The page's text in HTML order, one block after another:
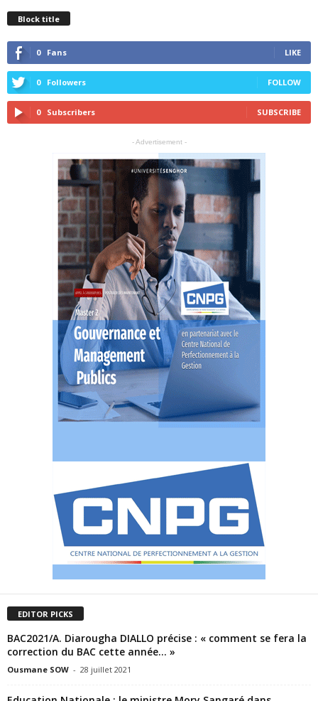
Block title
0 Fans LIKE
0 Followers FOLLOW
0 Subscribers SUBSCRIBE
- Advertisement -
EDITOR PICKS
BAC2021/A. Diarougha DIALLO précise : « comment se fera la
correction du BAC cette année… »
Ousmane SOW - 28 juillet 2021